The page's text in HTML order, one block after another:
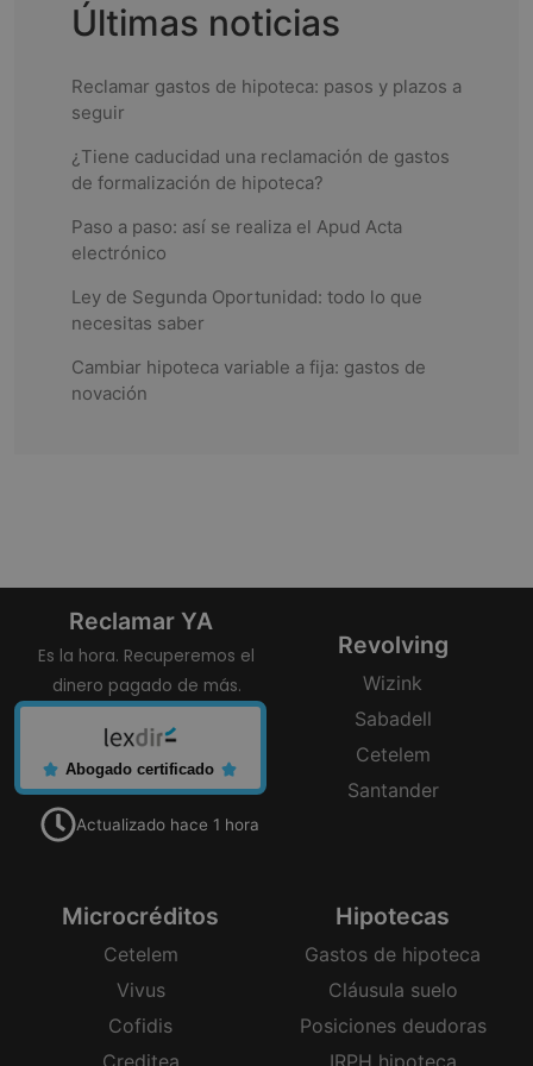
Últimas noticias
Reclamar gastos de hipoteca: pasos y plazos a
seguir
¿Tiene caducidad una reclamación de gastos
de formalización de hipoteca?
Paso a paso: así se realiza el Apud Acta
electrónico
Ley de Segunda Oportunidad: todo lo que
necesitas saber
Cambiar hipoteca variable a fija: gastos de
novación
Reclamar YA
Es la hora. Recuperemos el
dinero pagado de más.
Abogado certificado
Actualizado hace 1 hora
Revolving
Wizink
Sabadell
Cetelem
Santander
Microcréditos
Cetelem
Vivus
Cofidis
Creditea
Hipotecas
Gastos de hipoteca
Cláusula suelo
Posiciones deudoras
IRPH hipoteca